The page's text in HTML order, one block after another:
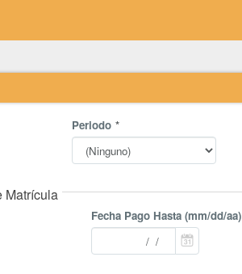
Periodo
Matrícula
Fecha Pago Hasta (mm/dd/aa)